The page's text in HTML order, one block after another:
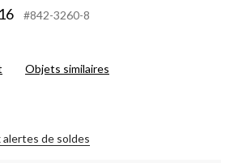
#842-3260-8
Objets similaires
de soldes